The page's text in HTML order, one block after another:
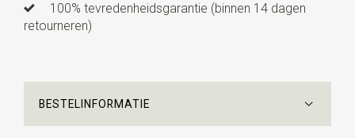
100% tevredenheidsgarantie (binnen 14 dagen
retourneren)
BESTELINFORMATIE